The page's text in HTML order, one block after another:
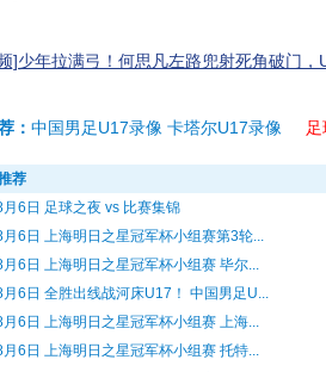
]少年拉满弓！何思凡左路兜射死角破门
： 中国男足U17录像 卡塔尔U17录像
荐
6日 足球之夜 vs 比赛集锦
6日 上海明日之星冠军杯小组赛第3轮...
6日 上海明日之星冠军杯小组赛 毕尔...
6日 全胜出线战河床U17！ 中国男足U...
6日 上海明日之星冠军杯小组赛 上海...
6日 上海明日之星冠军杯小组赛 托特...